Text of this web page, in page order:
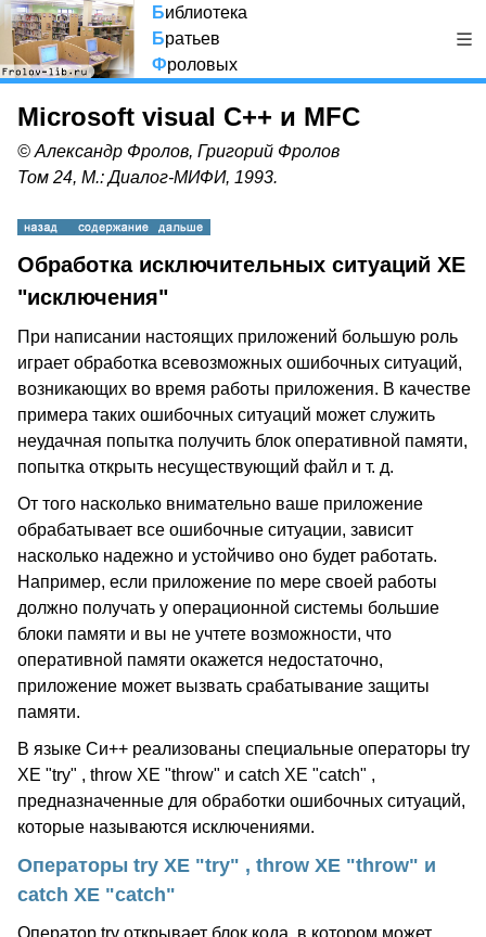
Библиотека
Братьев
Фроловых
Microsoft visual C++ и MFC
© Александр Фролов, Григорий Фролов
Том 24, М.: Диалог-МИФИ, 1993.
Обработка исключительных ситуаций XE
"исключения"
При написании настоящих приложений большую роль
играет обработка всевозможных ошибочных ситуаций,
возникающих во время работы приложения. В качестве
примера таких ошибочных ситуаций может служить
неудачная попытка получить блок оперативной памяти,
попытка открыть несуществующий файл и т. д.
От того насколько внимательно ваше приложение
обрабатывает все ошибочные ситуации, зависит
насколько надежно и устойчиво оно будет работать.
Например, если приложение по мере своей работы
должно получать у операционной системы большие
блоки памяти и вы не учтете возможности, что
оперативной памяти окажется недостаточно,
приложение может вызвать срабатывание защиты
памяти.
В языке Си++ реализованы специальные операторы try
XE "try" , throw XE "throw" и catch XE "catch" ,
предназначенные для обработки ошибочных ситуаций,
которые называются исключениями.
Операторы try XE "try" , throw XE "throw" и
catch XE "catch"
Оператор try открывает блок кода, в котором может